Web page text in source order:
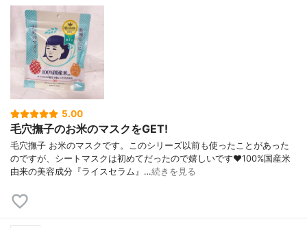
5.00
毛穴撫子のお米のマスクをGET!
毛穴撫子 お米のマスクです。このシリーズ以前も使ったことがあった
のですが、シートマスクは初めてだったので嬉しいです❤100%国産米
由来の美容成分『ライスセラム』…続きを見る